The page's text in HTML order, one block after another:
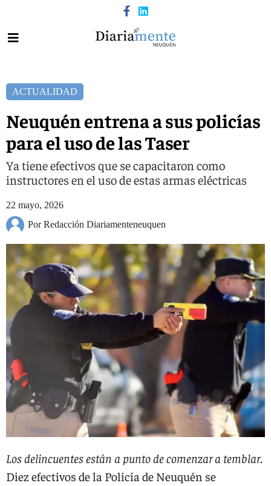
ACTUALIDAD
Neuquén entrena a sus policías
para el uso de las Taser
Ya tiene efectivos que se capacitaron como
instructores en el uso de estas armas eléctricas
22 mayo, 2026
Por Redacción Diariamenteneuquen
Los delincuentes están a punto de comenzar a temblar.
Diez efectivos de la Policía de Neuquén se